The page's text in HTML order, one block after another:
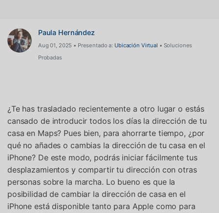
Paula Hernández
Aug 01, 2025 • Presentado a: Ubicación Virtual • Soluciones
Probadas
¿Te has trasladado recientemente a otro lugar o estás
cansado de introducir todos los días la dirección de tu
casa en Maps? Pues bien, para ahorrarte tiempo, ¿por
qué no añades o cambias la dirección de tu casa en el
iPhone? De este modo, podrás iniciar fácilmente tus
desplazamientos y compartir tu dirección con otras
personas sobre la marcha. Lo bueno es que la
posibilidad de cambiar la dirección de casa en el
iPhone está disponible tanto para Apple como para